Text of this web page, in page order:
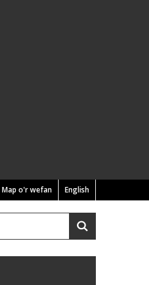
English
Map o'r wefan